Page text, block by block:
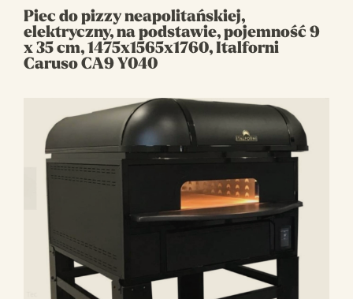
piece
do
pizzy
do
ciasta
do
ciasta
do
pizzy
Piec do pizzy neapolitańskiej,
elektryczny, na podstawie, pojemność 9
x 35 cm, 1475x1565x1760, Italforni
Caruso CA9 Y040